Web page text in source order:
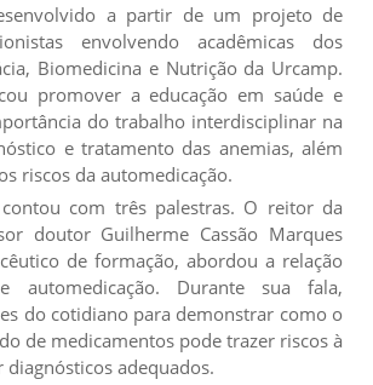
a partir de um projeto de
envolvendo acadêmicas dos
Biomedicina e Nutrição da Urcamp.
promover a educação em saúde e
do trabalho interdisciplinar na
e tratamento das anemias, além
riscos da automedicação.
com três palestras. O reitor da
doutor Guilherme Cassão Marques
de formação, abordou a relação
automedicação. Durante sua fala,
do cotidiano para demonstrar como o
de medicamentos pode trazer riscos à
diagnósticos adequados.